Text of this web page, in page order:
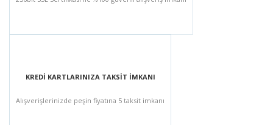
KREDİ KARTLARINIZA TAKSİT İMKANI
Alışverişlerinizde peşin fiyatına 5 taksit imkanı